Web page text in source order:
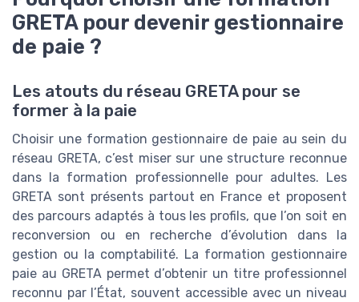
GRETA pour devenir gestionnaire
de paie ?
Les atouts du réseau GRETA pour se
former à la paie
Choisir une formation gestionnaire de paie au sein du
réseau GRETA, c’est miser sur une structure reconnue
dans la formation professionnelle pour adultes. Les
GRETA sont présents partout en France et proposent
des parcours adaptés à tous les profils, que l’on soit en
reconversion ou en recherche d’évolution dans la
gestion ou la comptabilité. La formation gestionnaire
paie au GRETA permet d’obtenir un titre professionnel
reconnu par l’État, souvent accessible avec un niveau